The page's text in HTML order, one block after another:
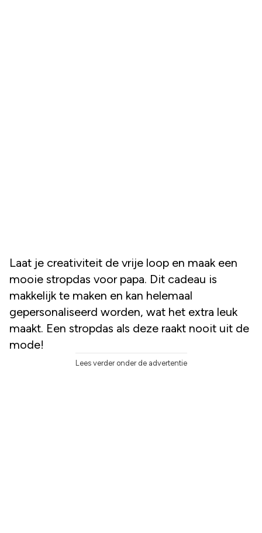
Laat je creativiteit de vrije loop en maak een
mooie stropdas voor papa. Dit cadeau is
makkelijk te maken en kan helemaal
gepersonaliseerd worden, wat het extra leuk
maakt. Een stropdas als deze raakt nooit uit de
mode!
Lees verder onder de advertentie